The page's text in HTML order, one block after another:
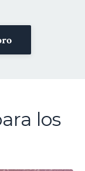
los